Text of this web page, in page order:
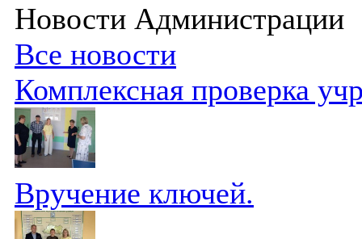
Новости Администрации
Все новости
Комплексная проверка
Вручение ключей.